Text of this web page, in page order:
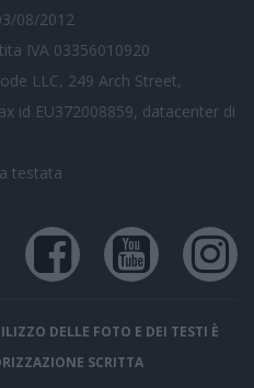
08/2012
IVA 03356010920
LLC, 249 Arch Street,
id EU372008859, datacenter di
testata
DELLE FOTO E DEI TESTI È
SCRITTA